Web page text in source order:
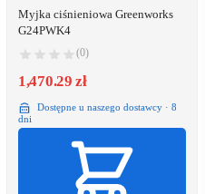
Myjka ciśnieniowa Greenworks
G24PWK4
(0)
1,470.29 zł
Dostępne u naszego dostawcy · 8
dni